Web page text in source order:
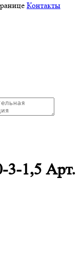
Контакты
1,5 Арт.